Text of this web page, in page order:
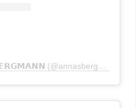
A post shared by 𝗔𝗡𝗡𝗔 𝗕𝗘𝗥𝗚𝗠𝗔𝗡𝗡 (@annasbergmann)